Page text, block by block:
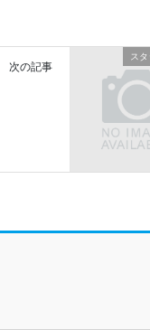
ス
次の記事